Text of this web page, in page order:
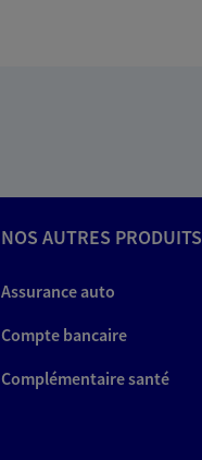
NOS AUTRES PRODUITS
Assurance auto
Compte bancaire
Complémentaire santé